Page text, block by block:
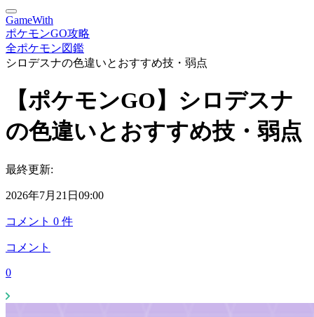
GameWith
ポケモンGO攻略
全ポケモン図鑑
シロデスナの色違いとおすすめ技・弱点
【ポケモンGO】シロデスナ
の色違いとおすすめ技・弱点
最終更新:
2026年7月21日09:00
コメント 0 件
コメント
0